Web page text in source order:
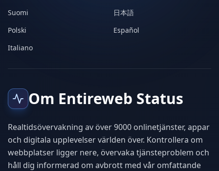
Suomi
日本語
Polski
Español
Italiano
Om Entireweb Status
Realtidsövervakning av över 9000 onlinetjänster, appar
och digitala upplevelser världen över. Kontrollera om
webbplatser ligger nere, övervaka tjänsteproblem och
håll dig informerad om avbrott med vår omfattande